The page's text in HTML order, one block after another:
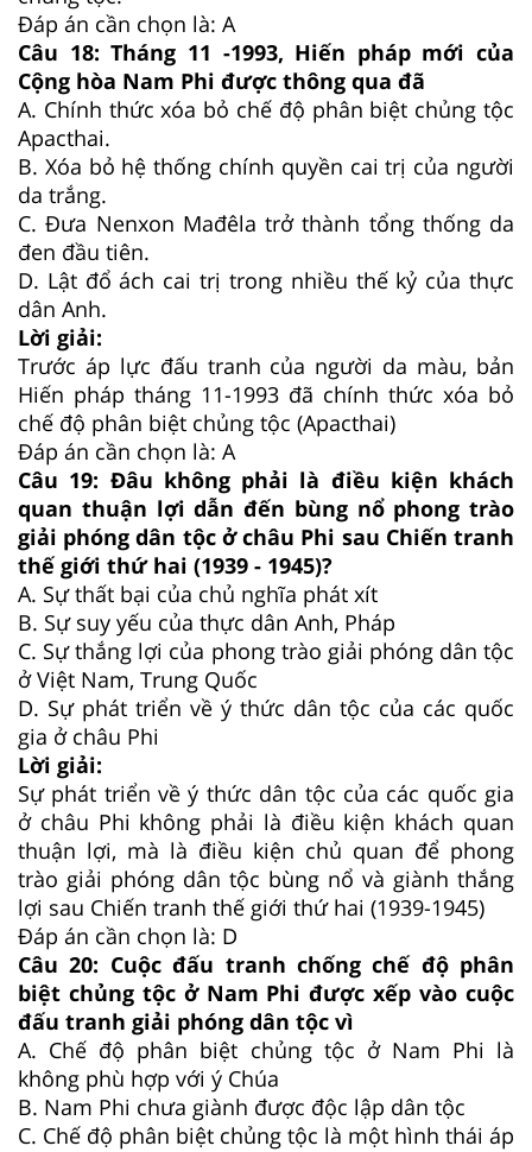
Đáp án cần chọn là: A
Câu 18:Tháng 11 -1993, Hiến pháp mới của
Cộng hòa Nam Phi được thông qua đã
A. Chính thức xóa bỏ chế độ phân biệt chủng tộc
Apacthai.
B. Xóa bỏ hệ thống chính quyền cai trị của người
da trắng.
C.Đưa Nenxon Mađêla trở thành tổng thống da
đen đầu tiên.
D. Lật đổ ách cai trị trong nhiều thế kỷ của thực
dân Anh.
Lời giải:
Trước áp lực đấu tranh của người da màu, bản
Hiến pháp tháng 11-1993 đã chính thức xóa bỏ
chế độ phân biệt chủng tộc (Apacthai)
Đáp án cần chọn là: A
Câu 19: Đâu không phải là điều kiện khách
quan thuận lợi dẫn đến bùng nổ phong trào
giải phóng dân tộc ở châu Phi sau Chiến tranh
thế giới thứ hai (1939 - 1945)?
A. Sự thất bại của chủ nghĩa phát xít
B. Sự suy yếu của thực dân Anh, Pháp
C. Sự thắng lợi của phong trào giải phóng dân tộc
ở Việt Nam, Trung Quốc
D. Sự phát triển về ý thức dân tộc của các quốc
gia ở châu Phi
Lời giải:
Sự phát triển về ý thức dân tộc của các quốc gia
ở châu Phi không phải là điều kiện khách quan
thuận lợi, mà là điều kiện chủ quan để phong
trào giải phóng dân tộc bùng nổ và giành thắng
lợi sau Chiến tranh thế giới thứ hai (1939-1945)
Đáp án cần chọn là: D
Câu 20: Cuộc đấu tranh chống chế độ phân
biệt chủng tộc ở Nam Phi được xếp vào cuộc
đấu tranh giải phóng dân tộc vì
A. Chế độ phân biệt chủng tộc ở Nam Phi là
không phù hợp với ý Chúa
B. Nam Phi chưa giành được độc lập dân tộc
C. Chế độ phân biệt chủng tộc là một hình thái áp